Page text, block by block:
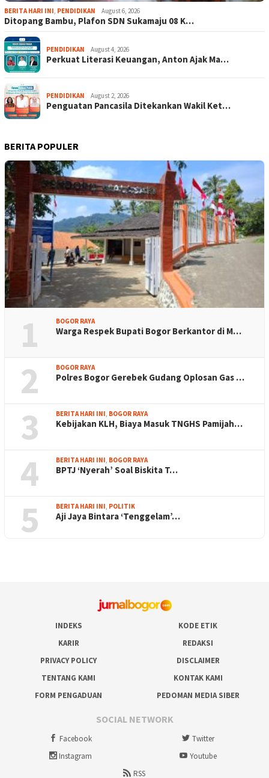
BERITA HARI INI PENDIDIKAN August 6, 2026
Ditopang Bambu, Plafon SDN Sukamaju 08 K…
PENDIDIKAN August 4, 2026
Perkuat Literasi Keuangan, Anton Ajak Ma…
PENDIDIKAN August 2, 2026
Penguatan Pancasila Ditekankan Wakil Ket…
BERITA POPULER
1 BOGOR RAYA
Warga Respek Bupati Bogor Berkantor di M…
2 BOGOR RAYA
Polres Bogor Gerebek Gudang Oplosan Gas …
3 BERITA HARI INI, BOGOR RAYA
Kebijakan KLH, Biaya Masuk TNGHS Pamijah…
4 BERITA HARI INI, BOGOR RAYA
BPTJ ‘Nyerah’ Soal Biskita T…
5 BERITA HARI INI, POLITIK
Aji Jaya Bintara ‘Tenggelam’…
INDEKS
KODE ETIK
KARIR
REDAKSI
PRIVACY POLICY
DISCLAIMER
TENTANG KAMI
KONTAK KAMI
FORM PENGADUAN
PEDOMAN MEDIA SIBER
SOCIAL NETWORK
Facebook
Twitter
Instagram
Youtube
RSS